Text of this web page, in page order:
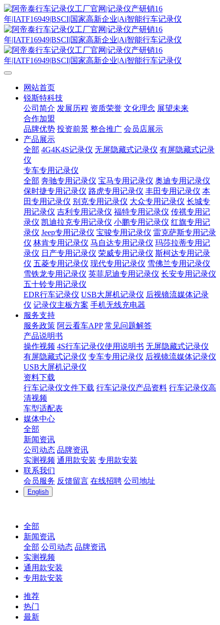
网站首页
锐斯特科技
公司简介 发展历程 资质荣誉 文化理念 展望未来
合作加盟
品牌优势 投资前景 整合推广 会员店展示
产品展示
全部 4G4K4S记录仪 无屏隐藏式记录仪 有屏隐藏式记录
仪
专车专用记录仪
全部 奔驰专用记录仪 宝马专用记录仪 奥迪专用记录仪
保时捷专用记录仪 路虎专用记录仪 丰田专用记录仪 本
田专用记录仪 别克专用记录仪 大众专用记录仪 长城专
用记录仪 吉利专用记录仪 福特专用记录仪 传祺专用记
录仪 凯迪拉克专用记录仪 小鹏专用记录仪 红旗专用记
录仪 Jeep专用记录仪 宝骏专用记录仪 雷克萨斯专用记录
仪 林肯专用记录仪 马自达专用记录仪 玛莎拉蒂专用记
录仪 日产专用记录仪 荣威专用记录仪 斯柯达专用记录
仪 五菱专用记录仪 现代专用记录仪 雪佛兰专用记录仪
雪铁龙专用记录仪 英菲尼迪专用记录仪 长安专用记录仪
五十铃专用记录仪
EDR行车记录仪 USB大屏机记录仪 后视镜流媒体记录
仪 记录仪主板方案 手机无线充电器
服务支持
服务政策 阿云看车APP 常见问题解答
产品说明书
操作视频 4S行车记录仪使用说明书 无屏隐藏式记录仪
有屏隐藏式记录仪 专车专用记录仪 后视镜流媒体记录仪
USB大屏机记录仪
资料下载
行车记录仪文件下载 行车记录仪产品资料 行车记录仪高
清视频
车型适配表
媒体中心
全部
新闻资讯
公司动态 品牌资讯
实测视频 通用款安装 专用款安装
联系我们
会员服务 反馈留言 在线招聘 公司地址
English
全部
新闻资讯
全部 公司动态 品牌资讯
实测视频
通用款安装
专用款安装
推荐
热门
最新